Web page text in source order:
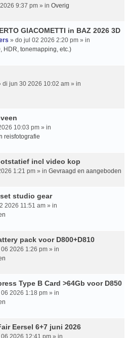
9:37 pm » in Overig
GIACOMETTI in BAZ 2026 3D
» do jul 02 2026 2:20 pm » in
HDR, tonemapping, etc.)
di jun 30 2026 10:02 am » in
10:03 pm » in
reisfotografie
incl video kop
1:21 pm » in Gevraagd en aangeboden
studio gear
2026 11:51 am » in
pack voor D800+D810
2026 1:26 pm » in
Type B Card >64Gb voor D850
2026 1:18 pm » in
Eersel 6+7 juni 2026
2026 12:41 pm » in